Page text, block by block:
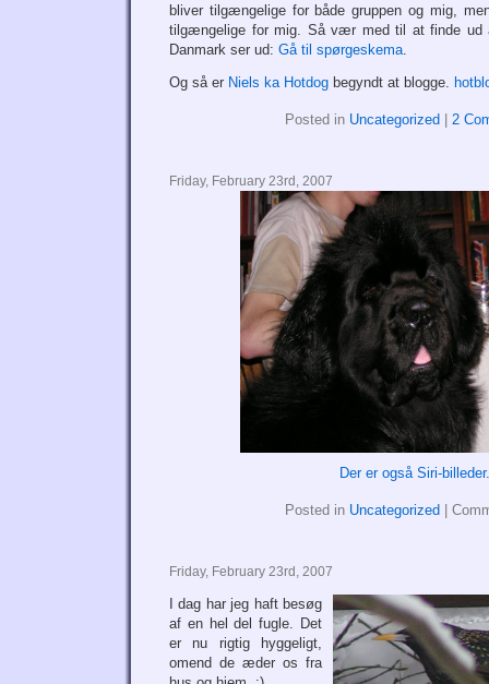
bliver tilgængelige for både gruppen og mig,
tilgængelige for mig. Så vær med til at finde ud
Danmark ser ud: Gå til spørgeskema.
Og så er Niels ka Hotdog begyndt at blogge.
Posted in Uncategorized 2
Friday, February 23rd, 2007
Der er også Siri-billeder.
Posted in Uncategorized
Friday, February 23rd, 2007
I dag har jeg haft besøg
af en hel del fugle. Det
er nu rigtig hyggeligt,
omend de æder os fra